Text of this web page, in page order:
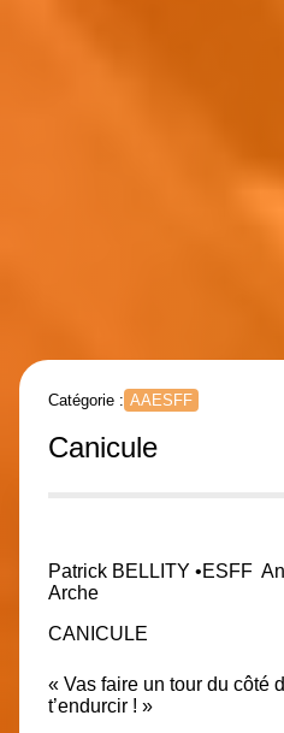
Catégorie : AAESFF
Canicule
Patrick BELLITY •ESFF
Arche
CANICULE
« Vas faire un tour du côté
t’endurcir ! »